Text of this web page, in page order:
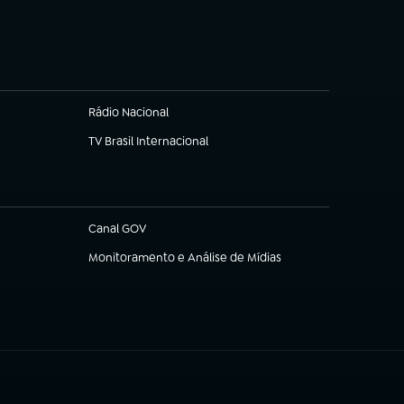
Rádio Nacional
TV Brasil Internacional
(abre em nova aba)
Canal GOV
(abre em nova aba)
Monitoramento e Análise de Mídias
(abre em nova aba)